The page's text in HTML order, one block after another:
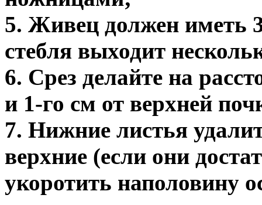
5. Живец должен иметь
стебля выходит
6. Срез делайте на
и 1-го см от верхней
7. Нижние листья
верхние (если они
укоротить наполовину